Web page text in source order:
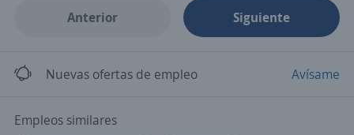
Anterior Siguiente
Nuevas ofertas de empleo Avísame
Empleos similares